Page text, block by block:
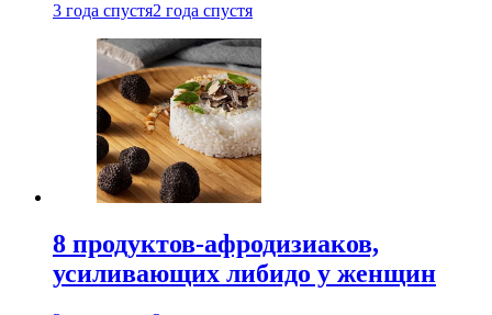
3 года спустя2 года спустя
8 продуктов-афродизиаков,
усиливающих либидо у женщин